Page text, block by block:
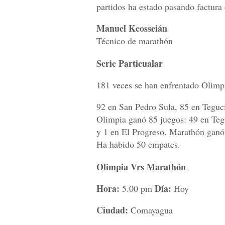
partidos ha estado pasando
Manuel Keosseián
Técnico de marathón
Serie Particualar
181 veces se han enfrentado
92 en San Pedro Sula, 85 en
Olimpia ganó 85 juegos: 49 en
y 1 en El Progreso. Marathón
Ha habido 50 empates.
Olimpia Vrs Marathón
Hora: 5.00 pm Día: Hoy
Ciudad: Comayagua